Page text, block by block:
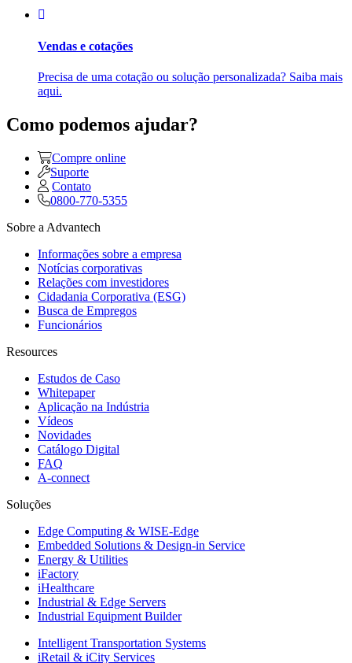
Vendas e cotações
Precisa de uma cotação ou solução personalizada? Saiba mais
aqui.
Como podemos ajudar?
Compre online
Suporte
Contato
0800-770-5355
Sobre a Advantech
Informações sobre a empresa
Notícias corporativas
Relações com investidores
Cidadania Corporativa (ESG)
Busca de Empregos
Funcionários
Resources
Estudos de Caso
Whitepaper
Aplicação na Indústria
Vídeos
Novidades
Catálogo Digital
FAQ
A-connect
Soluções
Edge Computing & WISE-Edge
Embedded Solutions & Design-in Service
Energy & Utilities
iFactory
iHealthcare
Industrial & Edge Servers
Industrial Equipment Builder
Intelligent Transportation Systems
iRetail & iCity Services